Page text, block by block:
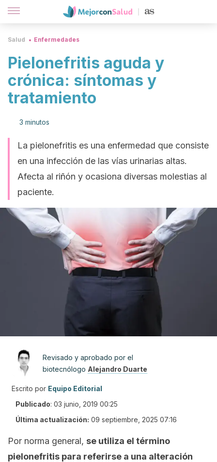
Salud Enfermedades
Pielonefritis aguda y
crónica: síntomas y
tratamiento
3 minutos
La pielonefritis es una enfermedad que consiste
en una infección de las vías urinarias altas.
Afecta al riñón y ocasiona diversas molestias al
paciente.
Revisado y aprobado por el
biotecnólogo Alejandro Duarte
Escrito por Equipo Editorial
Publicado: 03 junio, 2019 00:25
Última actualización: 09 septiembre, 2025 07:16
Por norma general, se utiliza el término
pielonefritis para referirse a una alteración